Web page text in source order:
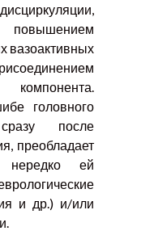
вазоактивных
головного
после
преобладает
ей
и др.) и/или